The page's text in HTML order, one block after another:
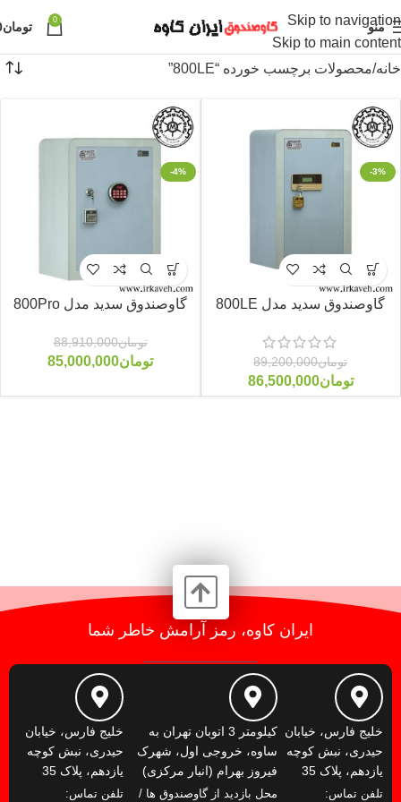
Skip to navigation
Skip to main content
منو 0 تومان
خانه محصولات برچسب خورده “800LE”
-3%
گاوصندوق سدید مدل 800LE
تومان89,200,000
تومان86,500,000
-4%
گاوصندوق سدید مدل 800Pro
تومان88,910,000
تومان85,000,000
ایران کاوه، رمز آرامش خاطر شما
خلیج فارس، خیابان
حیدری، نبش کوچه
یازدهم، پلاک 35
تلفن تماس:
کیلومتر 3 اتوبان تهران به
ساوه، خروجی اول، شهرک
فیروز بهرام (انبار مرکزی)
محل بازدید از گاوصندوق ها /
خلیج فارس، خیابان
حیدری، نبش کوچه
یازدهم، پلاک 35
تلفن تماس: